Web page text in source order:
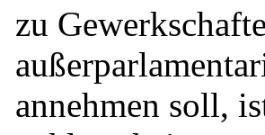
zu
annehmen soll,